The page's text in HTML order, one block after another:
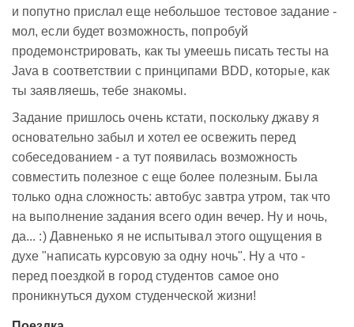
и попутно прислал еще небольшое тестовое задание -
мол, если будет возможность, попробуй
продемонстрировать, как ты умеешь писать тесты на
Java в соответствии с принципами BDD, которые, как
ты заявляешь, тебе знакомы.
Задание пришлось очень кстати, поскольку джаву я
основательно забыл и хотел ее освежить перед
собеседованием - а тут появилась возможность
совместить полезное с еще более полезным. Была
только одна сложность: автобус завтра утром, так что
на выполнение задания всего один вечер. Ну и ночь,
да... :) Давненько я не испытывал этого ощущения в
духе "написать курсовую за одну ночь". Ну а что -
перед поездкой в город студентов самое оно
проникнуться духом студенческой жизни!